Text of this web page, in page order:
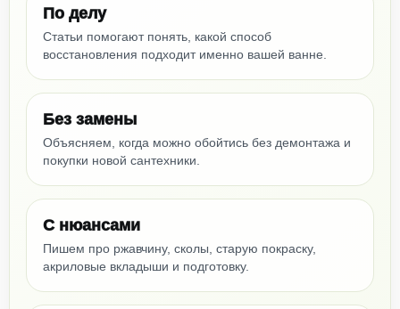
По делу
Статьи помогают понять, какой способ
восстановления подходит именно вашей ванне.
Без замены
Объясняем, когда можно обойтись без демонтажа и
покупки новой сантехники.
С нюансами
Пишем про ржавчину, сколы, старую покраску,
акриловые вкладыши и подготовку.